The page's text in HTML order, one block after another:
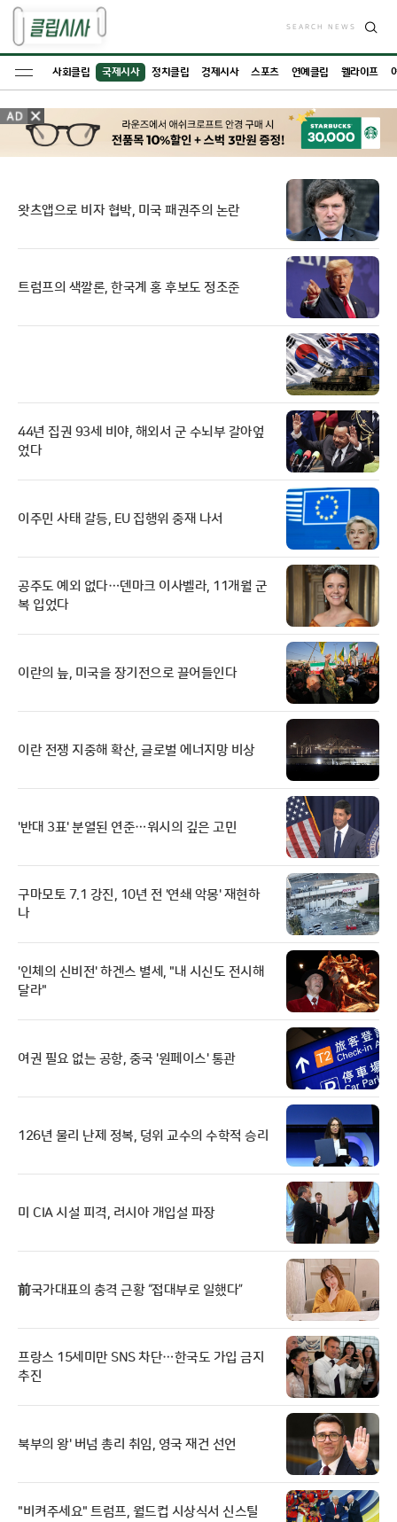
SEARCH NEWS
검
색
사회클립 국제시사 정치클립 경제시사 스포츠 연예클립 웰라이프
왓츠앱으로 비자 협박, 미국 패권주의 논란
트럼프의 색깔론, 한국계 홍 후보도 정조준
44년 집권 93세 비야, 해외서 군 수뇌부 갈아엎
었다
이주민 사태 갈등, EU 집행위 중재 나서
공주도 예외 없다…덴마크 이사벨라, 11개월 군
복 입었다
이란의 늪, 미국을 장기전으로 끌어들인다
이란 전쟁 지중해 확산, 글로벌 에너지망 비상
'반대 3표' 분열된 연준…워시의 깊은 고민
구마모토 7.1 강진, 10년 전 '연쇄 악몽' 재현하
나
'인체의 신비전' 하겐스 별세, "내 시신도 전시해
달라"
여권 필요 없는 공항, 중국 '원페이스' 통관
126년 물리 난제 정복, 덩위 교수의 수학적 승리
미 CIA 시설 피격, 러시아 개입설 파장
前국가대표의 충격 근황 “접대부로 일했다”
프랑스 15세미만 SNS 차단…한국도 가입 금지
추진
북부의 왕' 버넘 총리 취임, 영국 재건 선언
"비켜주세요" 트럼프, 월드컵 시상식서 신스틸